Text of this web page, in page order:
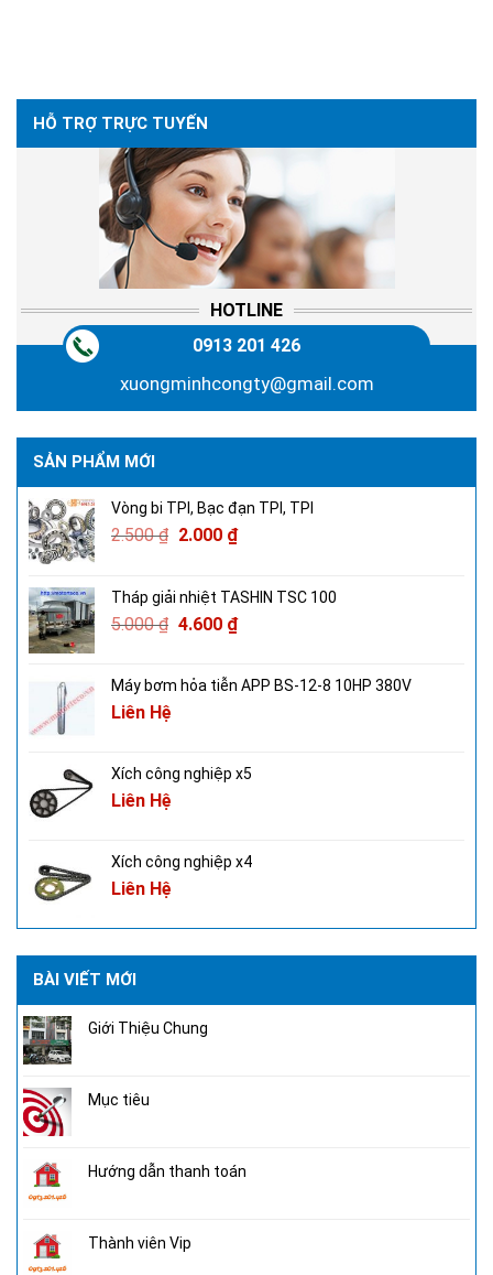
HỖ TRỢ TRỰC TUYẾN
HOTLINE
0913 201 426
xuongminhcongty@gmail.com
SẢN PHẨM MỚI
Vòng bi TPI, Bạc đạn TPI, TPI
2.500₫ 2.000 ₫
Tháp giải nhiệt TASHIN TSC 100
5.000₫ 4.600 ₫
Máy bơm hỏa tiễn APP BS-12-8 10HP 380V
Liên Hệ
Xích công nghiệp x5
Liên Hệ
Xích công nghiệp x4
Liên Hệ
BÀI VIẾT MỚI
Giới Thiệu Chung
Mục tiêu
Hướng dẫn thanh toán
Thành viên Vip